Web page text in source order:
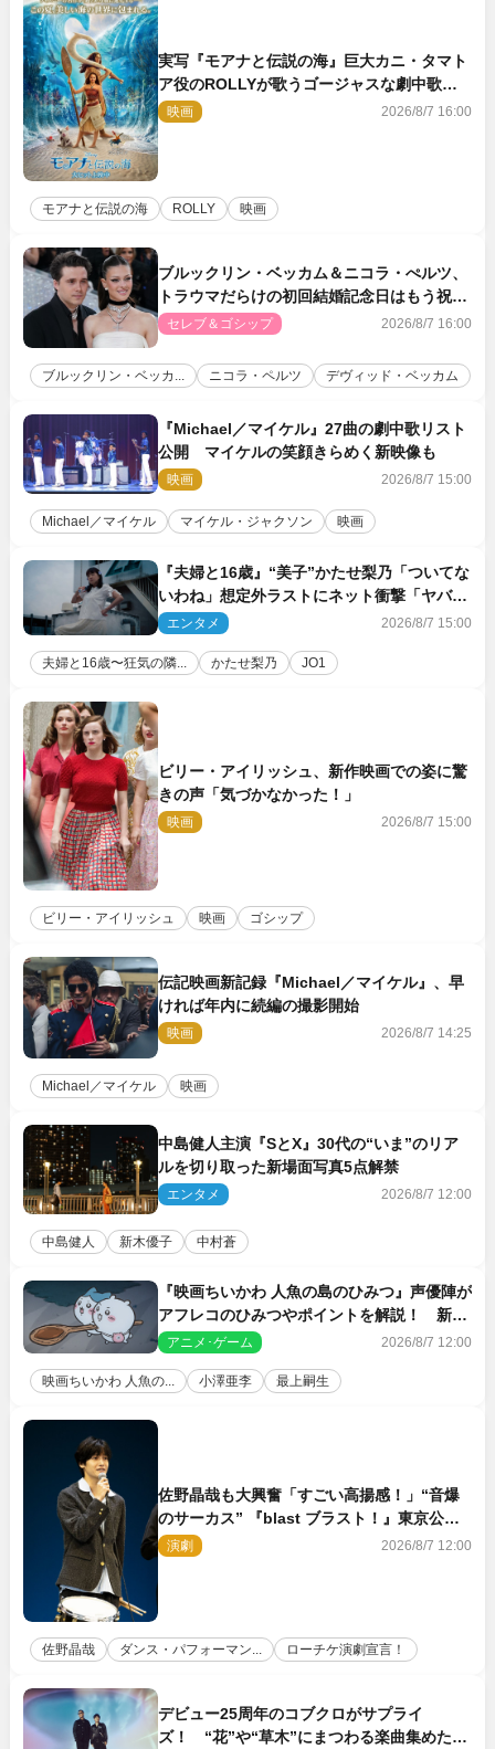
実写『モアナと伝説の海』巨大カニ・タマト
ア役のROLLYが歌うゴージャスな劇中歌
「シャイニー」本編映像解禁
映画 2026/8/7 16:00
モアナと伝説の海 ROLLY 映画
ブルックリン・ベッカム＆ニコラ・ぺルツ、
トラウマだらけの初回結婚記念日はもう祝わ
ない
セレブ＆ゴシップ 2026/8/7 16:00
ブルックリン・ベッカ... ニコラ・ペルツ デヴィッド・ベッカム
『Michael／マイケル』27曲の劇中歌リスト
公開 マイケルの笑顔きらめく新映像も
映画 2026/8/7 15:00
Michael／マイケル マイケル・ジャクソン 映画
『夫婦と16歳』“美子”かたせ梨乃「ついてな
いわね」想定外ラストにネット衝撃「ヤバす
ぎ…」「怖えぇ」（ネタバレあり）
エンタメ 2026/8/7 15:00
夫婦と16歳〜狂気の隣... かたせ梨乃 JO1
ビリー・アイリッシュ、新作映画での姿に驚
きの声「気づかなかった！」
映画 2026/8/7 15:00
ビリー・アイリッシュ 映画 ゴシップ
伝記映画新記録『Michael／マイケル』、早
ければ年内に続編の撮影開始
映画 2026/8/7 14:25
Michael／マイケル 映画
中島健人主演『SとX』30代の“いま”のリア
ルを切り取った新場面写真5点解禁
エンタメ 2026/8/7 12:00
中島健人 新木優子 中村蒼
『映画ちいかわ 人魚の島のひみつ』声優陣が
アフレコのひみつやポイントを解説！ 新カ
ットも到着
アニメ･ゲーム 2026/8/7 12:00
映画ちいかわ 人魚の... 小澤亜李 最上嗣生
佐野晶哉も大興奮「すごい高揚感！」“音爆
のサーカス” 『blast ブラスト！』東京公演
が開幕！
演劇 2026/8/7 12:00
佐野晶哉 ダンス・パフォーマン... ローチケ演劇宣言！
デビュー25周年のコブクロがサプライ
ズ！ “花”や“草木”にまつわる楽曲集めた新